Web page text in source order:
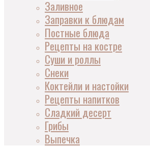
Заливное
Заправки к блюдам
Постные блюда
Рецепты на костре
Суши и роллы
Снеки
Коктейли и настойки
Рецепты напитков
Сладкий десерт
Грибы
Выпечка